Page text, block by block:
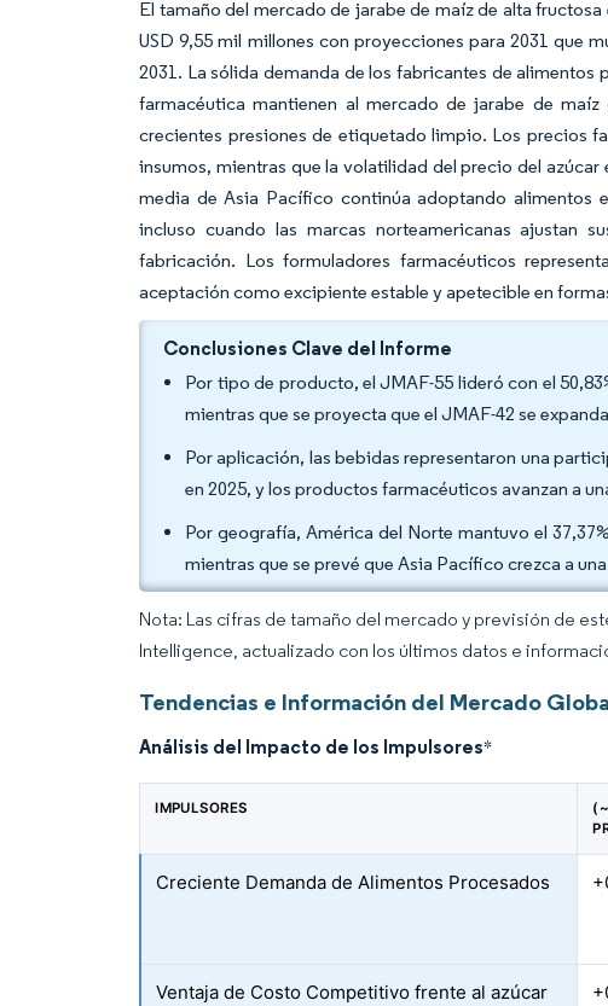
El tamaño del mercado de jarabe de maíz de alta
USD 9,55 mil millones con proyecciones para 2031 que
2031. La sólida demanda de los fabricantes de
farmacéutica mantienen al mercado de jarabe de
crecientes presiones de etiquetado limpio. Los precios
insumos, mientras que la volatilidad del precio del
media de Asia Pacífico continúa adoptando alimentos
incluso cuando las marcas norteamericanas ajustan
fabricación. Los formuladores farmacéuticos
aceptación como excipiente estable y apetecible en
Conclusiones Clave del Informe
Por tipo de producto, el JMAF-55 lideró con el
mientras que se proyecta que el JMAF-42 se
Por aplicación, las bebidas representaron una
en 2025, y los productos farmacéuticos avanzan a
Por geografía, América del Norte mantuvo el
mientras que se prevé que Asia Pacífico crezca a
Nota: Las cifras de tamaño del mercado y previsión de
Intelligence, actualizado con los últimos datos e
Tendencias e Información del Mercado
Análisis del Impacto de los Impulsores*
IMPULSORES
Creciente Demanda de Alimentos Procesados
Ventaja de Costo Competitivo frente al azúcar